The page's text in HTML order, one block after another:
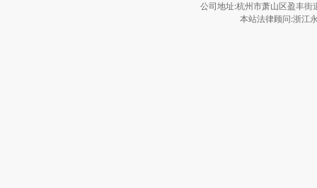
公司地址:杭州市萧山区盈丰
本站法律顾问:浙江